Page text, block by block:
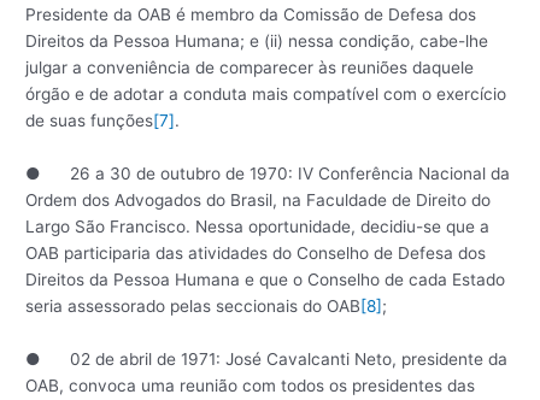
Presidente da OAB é membro da Comissão de Defesa dos
Direitos da Pessoa Humana; e (ii) nessa condição, cabe-lhe
julgar a conveniência de comparecer às reuniões daquele
órgão e de adotar a conduta mais compatível com o exercício
de suas funções[7].
● 26 a 30 de outubro de 1970: IV Conferência Nacional da
Ordem dos Advogados do Brasil, na Faculdade de Direito do
Largo São Francisco. Nessa oportunidade, decidiu-se que a
OAB participaria das atividades do Conselho de Defesa dos
Direitos da Pessoa Humana e que o Conselho de cada Estado
seria assessorado pelas seccionais do OAB[8];
● 02 de abril de 1971: José Cavalcanti Neto, presidente da
OAB, convoca uma reunião com todos os presidentes das